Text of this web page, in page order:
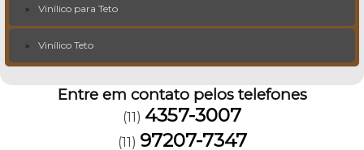
Vinílico para Teto
Vinílico Teto
Entre em contato pelos telefones
(11) 4357-3007
(11) 97207-7347